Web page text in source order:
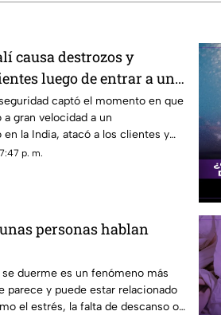
causa destrozos y
luego de entrar a un
captó el momento en que
a gran velocidad a un
la India, atacó a los clientes y
de 60 años con diversas lesiones.
p. m.
personas hablan
duerme es un fenómeno más
parece y puede estar relacionado
el estrés, la falta de descanso o